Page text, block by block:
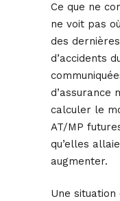
Ce que ne
ne voit pas
des
d’accidents
d’assurance
calculer le
AT/MP
qu’elles
augmenter.
Une